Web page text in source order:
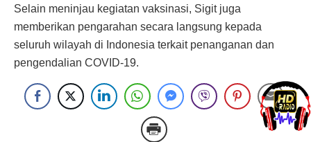
Selain meninjau kegiatan vaksinasi, Sigit juga
memberikan pengarahan secara langsung kepada
seluruh wilayah di Indonesia terkait penanganan dan
pengendalian COVID-19.